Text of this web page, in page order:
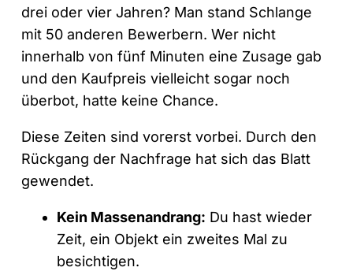
drei oder vier Jahren? Man stand Schlange
mit 50 anderen Bewerbern. Wer nicht
innerhalb von fünf Minuten eine Zusage gab
und den Kaufpreis vielleicht sogar noch
überbot, hatte keine Chance.
Diese Zeiten sind vorerst vorbei. Durch den
Rückgang der Nachfrage hat sich das Blatt
gewendet.
Kein Massenandrang: Du hast wieder
Zeit, ein Objekt ein zweites Mal zu
besichtigen.